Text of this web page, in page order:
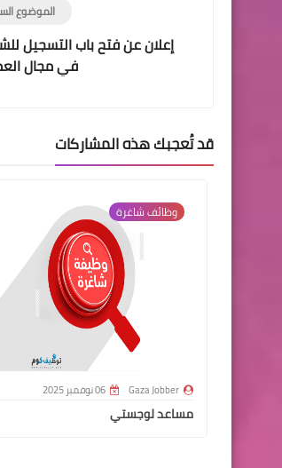
الموضوع
إعلان عن فتح باب التسجيل
في مجال
قد تُعجبك هذه المشاركات
وظائف شاغرة
Gaza Jobber 06 نوفمبر 2025
مساعد لوجستي